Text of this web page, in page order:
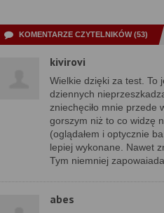
KOMENTARZE CZYTELNIKÓW (53)
kivirovi
Wielkie dzięki za test. To
dziennych
zniechęciło mnie przede
gorszym niż to co widzę
(oglądałem i optycznie
lepiej wykonane. Nawet
Tym niemniej
abes